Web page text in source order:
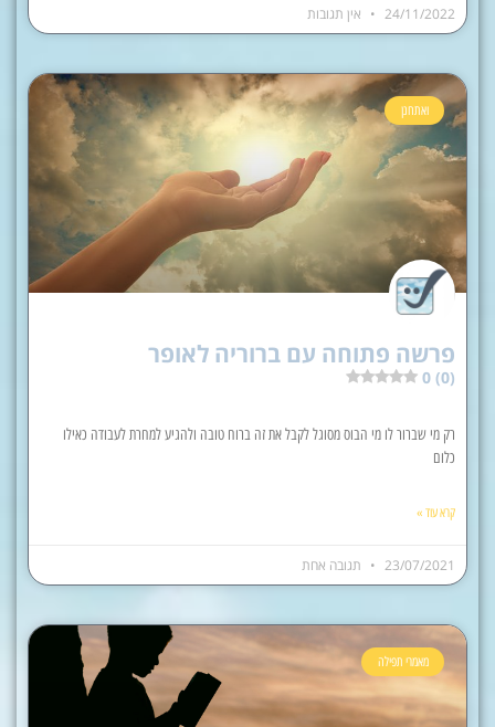
24/11/2022 אין תגובות
ואתחנן
פרשה פתוחה עם ברוריה לאופר
0 (0)
רק מי שברור לו מי הבוס מסוגל לקבל את זה ברוח טובה ולהגיע למחרת לעבודה כאילו
כלום
קרא עוד »
23/07/2021 תגובה אחת
מאמרי תפילה